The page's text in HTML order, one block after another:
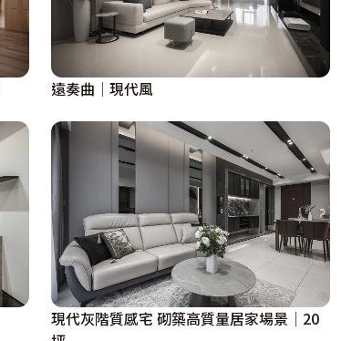
遠奏曲│現代風
現代灰階質感宅 砌築高質量居家場景│20